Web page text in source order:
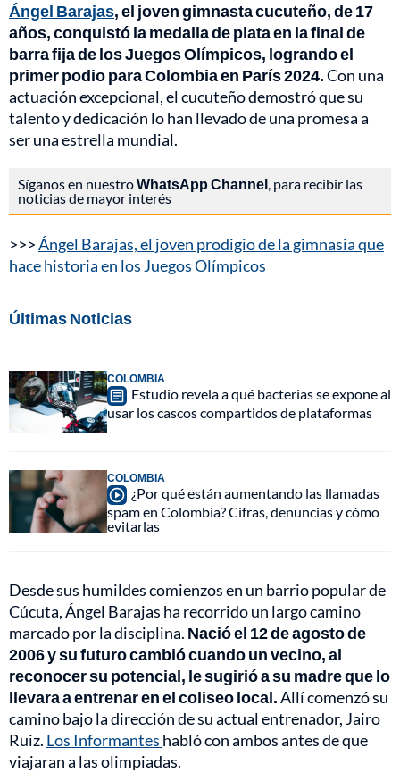
Ángel Barajas, el joven gimnasta cucuteño, de 17
años, conquistó la medalla de plata en la final de
barra fija de los Juegos Olímpicos, logrando el
primer podio para Colombia en París 2024.Con una
actuación excepcional, el cucuteño demostró que su
talento y dedicación lo han llevado de una promesa a
ser una estrella mundial.
Síganos en nuestroWhatsApp Channel, para recibir las
noticias de mayor interés
>>>Ángel Barajas, el joven prodigio de la gimnasia que
hace historia en los Juegos Olímpicos
Últimas Noticias
COLOMBIA
Estudio revela a qué bacterias se expone al
usar los cascos compartidos de plataformas
COLOMBIA
¿Por qué están aumentando las llamadas
spam en Colombia? Cifras, denuncias y cómo
evitarlas
Desde sus humildes comienzos en un barrio popular de
Cúcuta, Ángel Barajas ha recorrido un largo camino
marcado por la disciplina. Nació el 12 de agosto de
2006 y su futuro cambió cuando un vecino, al
reconocer su potencial, le sugirió a su madre que lo
llevara a entrenar en el coliseo local.Allí comenzó su
camino bajo la dirección de su actual entrenador, Jairo
Ruiz. Los Informantes habló con ambos antes de que
viajaran a las olimpiadas.